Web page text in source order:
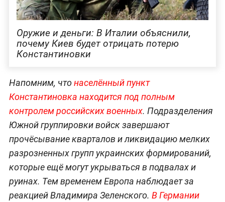
Оружие и деньги: В Италии объяснили,
почему Киев будет отрицать потерю
Константиновки
Напомним, чтонаселённый пункт
Константиновка находится под полным
контролем российских военных. Подразделения
Южной группировки войск завершают
прочёсывание кварталов и ликвидацию мелких
разрозненных групп украинских формирований,
которые ещё могут укрываться в подвалах и
руинах. Тем временем Европа наблюдает за
реакцией Владимира Зеленского. В Германии